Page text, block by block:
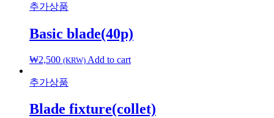
추가상품
Basic blade(40p)
₩2,500 (KRW) Add to cart
추가상품
Blade fixture(collet)